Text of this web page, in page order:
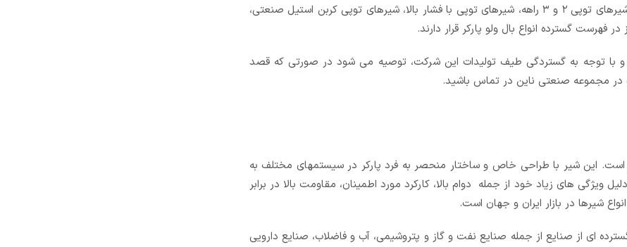
علاوه بر این، شیرهای توپی برنزی صنعتی، شیرهای توپی پلی‌پروپیلن، شیرهای توپی ۲ و ۳ راهه، شیرهای توپی با فشار بالا، شیرهای توپی کربن استیل صنعتی،
گسترده انواع بال ولو پارکر قرار دارند.
و با توجه به گستردگی طیف تولیدات این شرکت، توصیه می شود در صورتی که قصد
در مجموعه صنعتی ناین در تماس باشید.
است. این شیر با طراحی خاص و ساختار منحصر به فرد پارکر در سیستمهای مختلف به
ویژگی های زیاد خود از جمله دوام بالا، کارکرد مورد اطمینان، مقاومت بالا در برابر
شیرها در بازار ایران و جهان است.
ای از صنایع از جمله صنایع نفت و گاز و پتروشیمی، آب و فاضلاب، صنایع دارویی